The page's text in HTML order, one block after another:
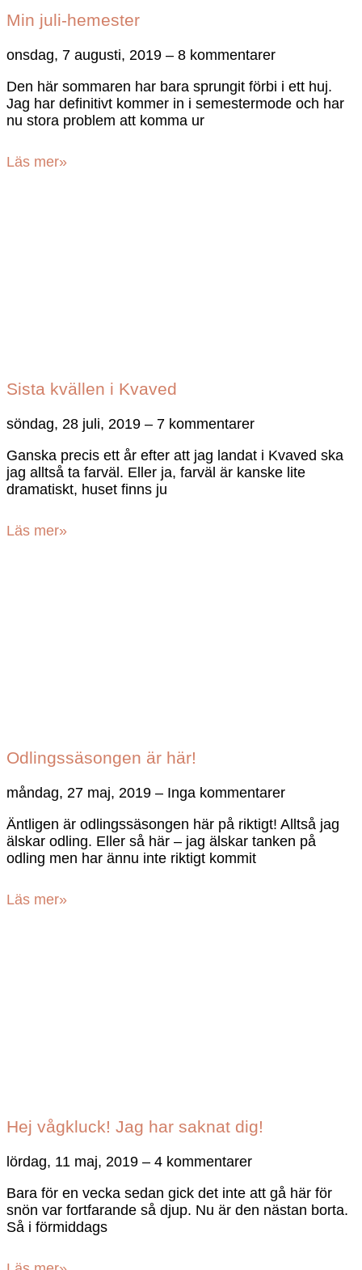
Min juli-hemester
onsdag, 7 augusti, 2019
8 kommentarer
Den här sommaren har bara sprungit förbi i ett huj.
Jag har definitivt kommer in i semestermode och har
nu stora problem att komma ur
Läs mer»
Sista kvällen i Kvaved
söndag, 28 juli, 2019
7 kommentarer
Ganska precis ett år efter att jag landat i Kvaved ska
jag alltså ta farväl. Eller ja, farväl är kanske lite
dramatiskt, huset finns ju
Läs mer»
Odlingssäsongen är här!
måndag, 27 maj, 2019
Inga kommentarer
Äntligen är odlingssäsongen här på riktigt! Alltså jag
älskar odling. Eller så här – jag älskar tanken på
odling men har ännu inte riktigt kommit
Läs mer»
Hej vågkluck! Jag har saknat dig!
lördag, 11 maj, 2019
4 kommentarer
Bara för en vecka sedan gick det inte att gå här för
snön var fortfarande så djup. Nu är den nästan borta.
Så i förmiddags